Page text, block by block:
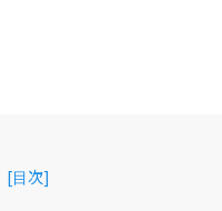
[目次]